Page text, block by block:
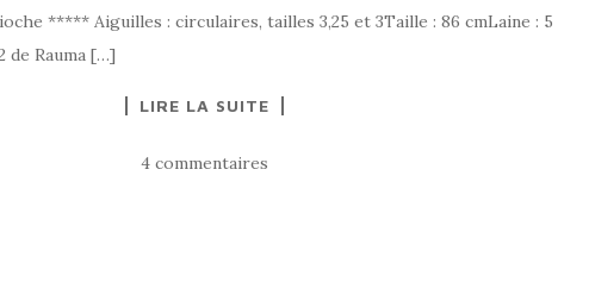
***** Aiguilles : circulaires, tailles 3,25 et 3Taille : 86 cmLaine : 5
de Rauma […]
LIRE LA SUITE
4 commentaires